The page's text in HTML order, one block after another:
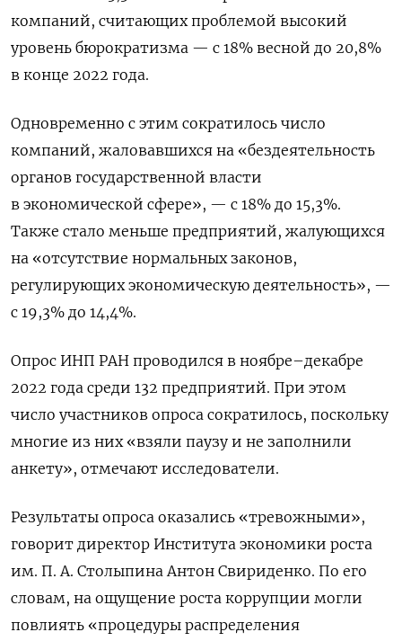
компаний, считающих проблемой высокий
уровень бюрократизма — с 18% весной до 20,8%
в конце 2022 года.
Одновременно с этим сократилось число
компаний, жаловавшихся на «бездеятельность
органов государственной власти
в экономической сфере», — с 18% до 15,3%.
Также стало меньше предприятий, жалующихся
на «отсутствие нормальных законов,
регулирующих экономическую деятельность», —
с 19,3% до 14,4%.
Опрос ИНП РАН проводился в ноябре–декабре
2022 года среди 132 предприятий. При этом
число участников опроса сократилось, поскольку
многие из них «взяли паузу и не заполнили
анкету», отмечают исследователи.
Результаты опроса оказались «тревожными»,
говорит директор Института экономики роста
им. П. А. Столыпина Антон Свириденко. По его
словам, на ощущение роста коррупции могли
повлиять «процедуры распределения